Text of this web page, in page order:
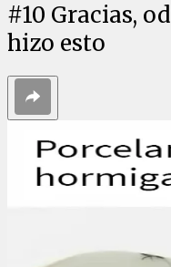
#10 Gracias,
hizo esto